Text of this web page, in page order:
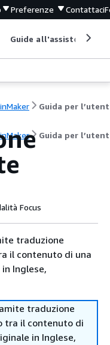
Preferenze Contattaci
Guide all'assistenza
Guida per
Guida per
Focus
traduzione
il contenuto di una
Inglese,
traduzione
tra il contenuto di
in Inglese,